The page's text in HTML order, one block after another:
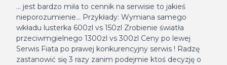
... jest bardzo miła to cennik na serwisie to jakieś
nieporozumienie... Przykłady: Wymiana samego
wkładu lusterka 600zl vs 150zl Zrobienie światła
przeciwmgielnego 1300zl vs 300zl Ceny po lewej
Serwis Fiata po prawej konkurencyjny serwis ! Radzę
zastanowić się 3 razy zanim podejmie ktoś decyzję o